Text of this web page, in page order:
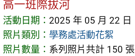
高一班際拔河
活動日期： 2025 年 05 月 22 日
照片類別： 學務處活動花絮
照片數量： 系列照片共計 150 張